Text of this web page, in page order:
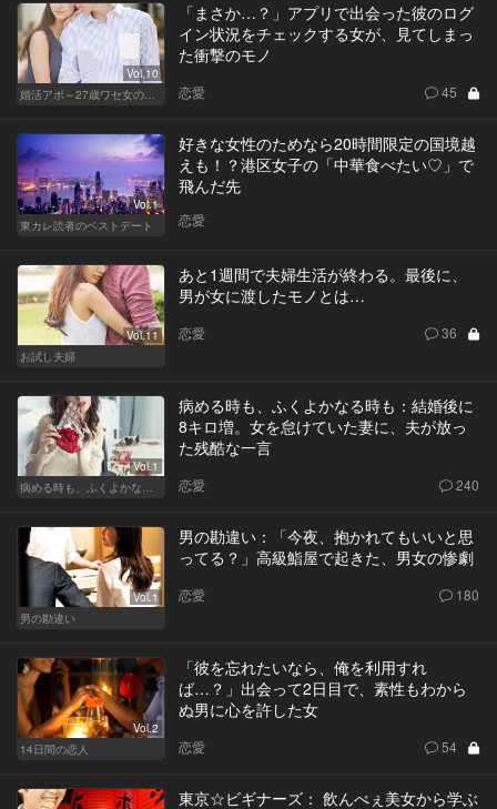
Vol.10
婚活アポ～27歳ワセ女の場合～
「まさか…？」アプリで出会った彼のログ
イン状況をチェックする女が、見てしまっ
た衝撃のモノ
恋愛 45
Vol.1
東カレ読者のベストデート
好きな女性のためなら20時間限定の国境越
えも！？港区女子の「中華食べたい♡」で
飛んだ先
恋愛
Vol.11
お試し夫婦
あと1週間で夫婦生活が終わる。最後に、
男が女に渡したモノとは…
恋愛 36
Vol.1
病める時も、ふくよかなる時も
病める時も、ふくよかなる時も：結婚後に
8キロ増。女を怠けていた妻に、夫が放っ
た残酷な一言
恋愛 240
Vol.1
男の勘違い
男の勘違い：「今夜、抱かれてもいいと思
ってる？」高級鮨屋で起きた、男女の惨劇
恋愛 180
Vol.2
14日間の恋人
「彼を忘れたいなら、俺を利用すれ
ば…？」出会って2日目で、素性もわから
ぬ男に心を許した女
恋愛 54
東京☆ビギナーズ： 飲んべぇ美女から学ぶ